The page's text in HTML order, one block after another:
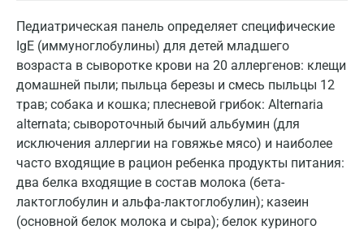
Педиатрическая панель определяет специфические
IgE (иммуноглобулины) для детей младшего
возраста в сыворотке крови на 20 аллергенов: клещи
домашней пыли; пыльца березы и смесь пыльцы 12
трав; собака и кошка; плесневой грибок: Alternaria
alternata; сывороточный бычий альбумин (для
исключения аллергии на говяжье мясо) и наиболее
часто входящие в рацион ребенка продукты питания:
два белка входящие в состав молока (бета-
лактоглобулин и альфа-лактоглобулин); казеин
(основной белок молока и сыра); белок куриного